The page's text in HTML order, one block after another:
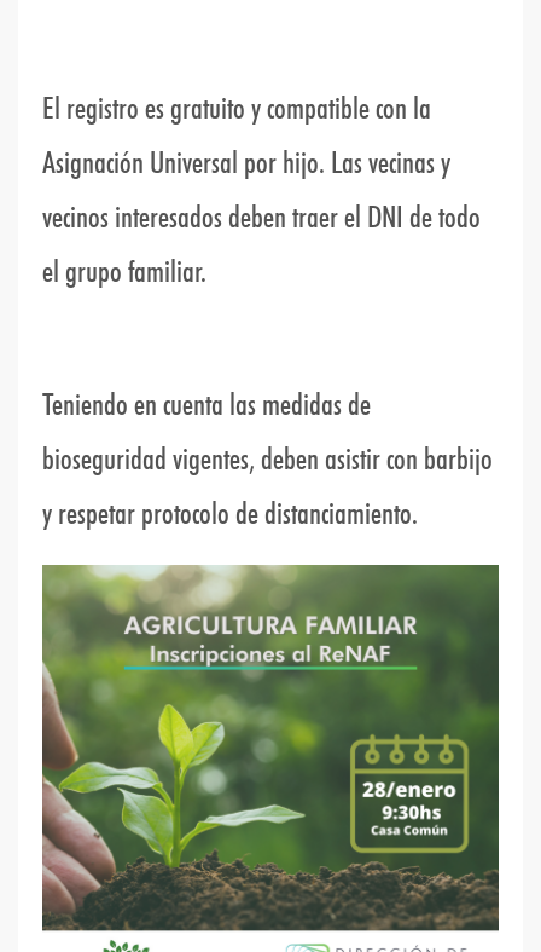
El registro es gratuito y compatible con la
Asignación Universal por hijo. Las vecinas y
vecinos interesados deben traer el DNI de todo
el grupo familiar.
Teniendo en cuenta las medidas de
bioseguridad vigentes, deben asistir con barbijo
y respetar protocolo de distanciamiento.